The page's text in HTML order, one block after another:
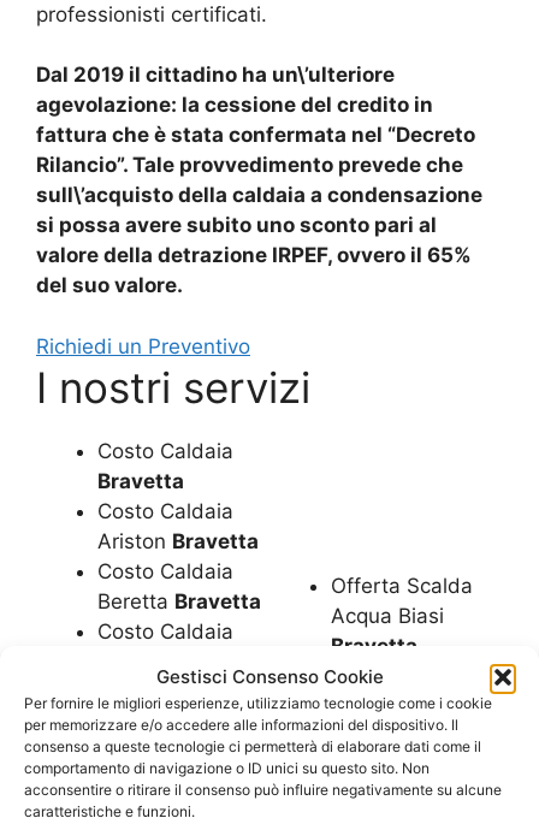
Gestisci Consenso Cookie
Per fornire le migliori esperienze, utilizziamo tecnologie come i cookie
per memorizzare e/o accedere alle informazioni del dispositivo. Il
consenso a queste tecnologie ci permetterà di elaborare dati come il
comportamento di navigazione o ID unici su questo sito. Non
acconsentire o ritirare il consenso può influire negativamente su alcune
caratteristiche e funzioni.
professionisti certificati.
Dal 2019 il cittadino ha un\’ulteriore
agevolazione: la cessione del credito in
fattura che è stata confermata nel “Decreto
Rilancio”. Tale provvedimento prevede che
sull\’acquisto della caldaia a condensazione
si possa avere subito uno sconto pari al
valore della detrazione IRPEF, ovvero il 65%
del suo valore.
Richiedi un Preventivo
I nostri servizi
Costo Caldaia
Bravetta
Costo Caldaia
Ariston Bravetta
Costo Caldaia
Beretta Bravetta
Costo Caldaia
Costo Caldaia
FerroliBravetta
Costo Caldaia
Immergas
Bravetta
Offerta Scalda
Acqua Biasi
Bravetta
Offerta Scalda
Acqua Rinnai
Bravetta
Offerte Caldaie
Bravetta